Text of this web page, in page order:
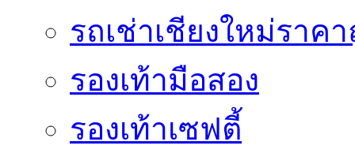
รถเช่าเชียงใหม่ราค
รองเท้ามือสอง
รองเท้าเซฟตี้